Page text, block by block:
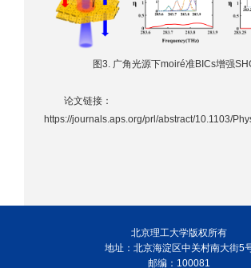
图3. 广角光源下moiré准BICs增强
论文链接：
https://journals.aps.org/prl/abstract/10.1103/
北京理工大学版权所有
地址：北京海淀区中关村南大街5
邮编：100081